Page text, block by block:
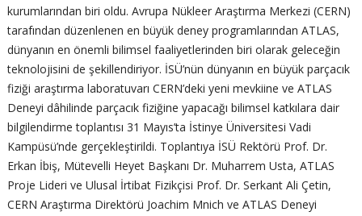
kurumlarından biri oldu. Avrupa Nükleer Araştırma Merkezi (CERN)
tarafından düzenlenen en büyük deney programlarından ATLAS,
dünyanın en önemli bilimsel faaliyetlerinden biri olarak geleceğin
teknolojisini de şekillendiriyor. İSÜ’nün dünyanın en büyük parçacık
fiziği araştırma laboratuvarı CERN’deki yeni mevkiine ve ATLAS
Deneyi dâhilinde parçacık fiziğine yapacağı bilimsel katkılara dair
bilgilendirme toplantısı 31 Mayıs’ta İstinye Üniversitesi Vadi
Kampüsü’nde gerçekleştirildi. Toplantıya İSÜ Rektörü Prof. Dr.
Erkan İbiş, Mütevelli Heyet Başkanı Dr. Muharrem Usta, ATLAS
Proje Lideri ve Ulusal İrtibat Fizikçisi Prof. Dr. Serkant Ali Çetin,
CERN Araştırma Direktörü Joachim Mnich ve ATLAS Deneyi